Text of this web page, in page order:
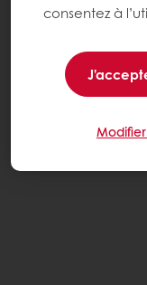
consentez à